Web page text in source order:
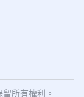
所有權利。